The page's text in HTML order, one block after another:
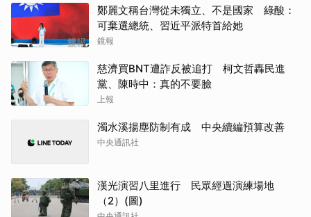
鄭麗文稱台灣從未獨立、不是國家 綠酸：
可棄選總統、習近平派特首給她
鏡報
慈濟買BNT遭詐反被追打 柯文哲轟民進
黨、陳時中：真的不要臉
上報
濁水溪揚塵防制有成 中央續編預算改善
中央通訊社
漢光演習八里進行 民眾經過演練場地
（2）(圖)